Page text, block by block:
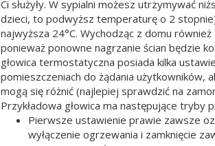
Ci służyły. W sypialni możesz utrzymywać
dzieci, to podwyższ temperaturę o 2
najwyższa 24°C. Wychodząc z domu
ponieważ ponowne nagrzanie ścian będzie
głowica termostatyczna posiada kilka
pomieszczeniach do żądania użytkowników,
mogą się różnić (najlepiej sprawdzić na
Przykładowa głowica ma następujące tryby
Pierwsze ustawienie prawie zawsze
wyłączenie ogrzewania i zamknięcie